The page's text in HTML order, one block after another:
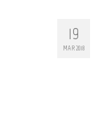
19
MAR 2018